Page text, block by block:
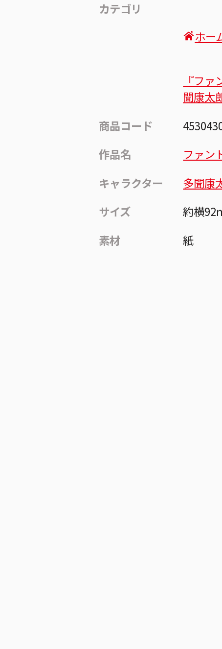
カテゴリ
ホー
『フ
聞康
商品コード
作品名
ファン
キャラクター
多聞康
サイズ
約横92
素材
紙